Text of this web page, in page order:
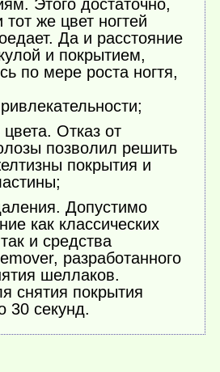
Этого достаточно,
же цвет ногтей
Да и расстояние
и покрытием,
по мере роста ногтя,
Отказ от
позволил решить
покрытия и
Допустимо
как классических
и средства
разработанного
шеллаков.
снятия покрытия
30 секунд.